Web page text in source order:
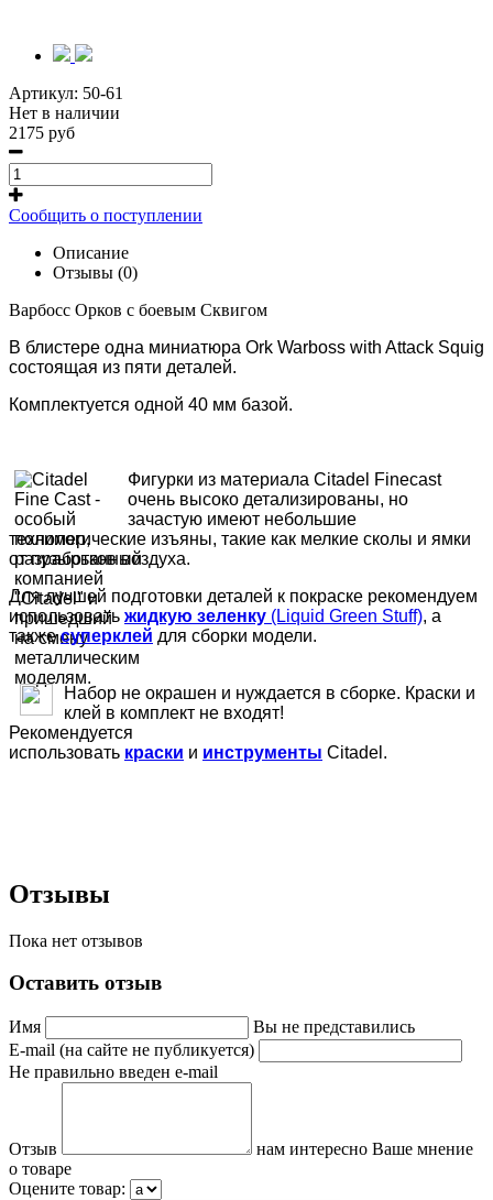
Артикул: 50-61
Нет в наличии
2175 руб
Сообщить о поступлении
Описание
Отзывы (0)
Варбосс Орков с боевым Сквигом
В блистере одна миниатюра Ork Warboss with Attack Squig
состоящая из пяти деталей.
Комплектуется одной 40 мм базой.
Фигурки из материала Citadel Finecast
очень высоко детализированы, но
зачастую имеют небольшие
технологические изъяны, такие как мелкие сколы и ямки
от пузырьков воздуха.
Для лучшей подготовки деталей к покраске рекомендуем
использовать жидкую зеленку (Liquid Green Stuff), а
такжесуперклей для сборки модели.
Набор не окрашен и нуждается в сборке. Краски и
клей в комплект не входят!
Рекомендуется
использовать краски и инструменты Citadel.
Отзывы
Пока нет отзывов
Оставить отзыв
Имя
Вы не представились
E-mail (на сайте не публикуется)
Не правильно введен e-mail
Отзыв
нам интересно Ваше мнение
о товаре
Оцените товар: